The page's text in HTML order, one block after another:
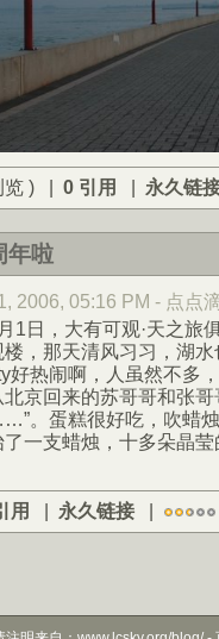
览 ) | 0 引用 | 永久链
年啦
2006, 05:16 PM - 点点
，大有可观·天之旅
，那天清风习习，湖
好热闹啊，人虽然不多
京回来的苏哥哥和张
。蛋糕很好吃，吹蜡
一支蜡烛，十多朵晶
用 | 永久链接 |